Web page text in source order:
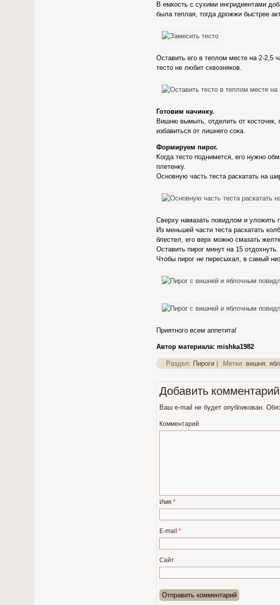
В емкость с сухими ингридиентами
была теплая, тогда дрожжи быстрее
Оставить его в теплом месте на 2-2,5
тесто не любит сквозняков.
Готовим начинку.
Вишню вымыть, отделить от косточек,
избавиться от лишнего сока.
Формируем пирог.
Когда тесто поднимется, его нужно
плетенку.
Основную часть теста раскатать на
Сверху намазать повидлом и уложить
Из меньшей части теста раскатать
блестел, его верх можно смазать
Оставить пирог минут на 15
Чтобы пирог не пересыхал, в самый
Приятного всем аппетита!
Автор материала: mishka1982
Раздел: Пироги Метки: вишня,
Добавить комментарий
Ваш e-mail не будет опубликован.
Комментарий
Имя*
E-mail*
Сайт